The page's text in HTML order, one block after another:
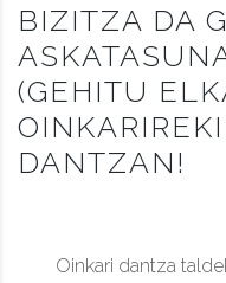
BIZITZA DA
(GEHITU
DANTZAN!
Oinkari dantza